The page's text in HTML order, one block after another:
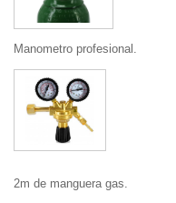
Manometro profesional.
2m de manguera gas.